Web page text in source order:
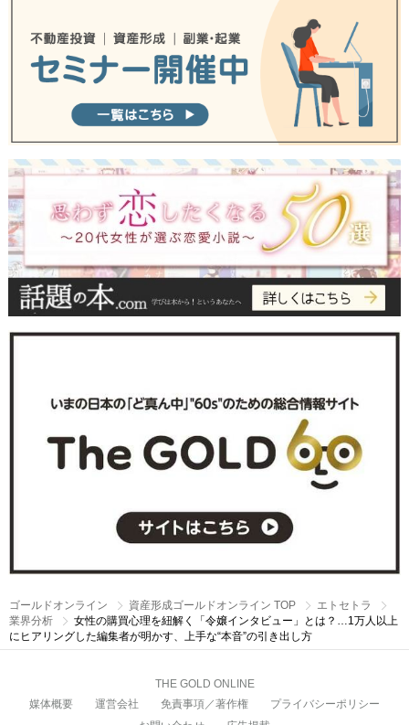
ゴールドオンライン 資産形成ゴールドオンライン TOP
エトセトラ
業界分析
女性の購買心理を紐解く「令嬢インタビュー」とは？…1万人以上
にヒアリングした編集者が明かす、上手な“本音”の引き出し方
THE GOLD ONLINE
媒体概要
運営会社 免責事項／著作権
プライバシーポリシー